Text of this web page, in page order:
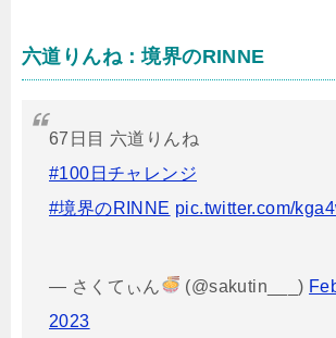
六道りんね：境界のRINNE
67日目 六道りんね
#100日チャレンジ
#境界のRINNE pic.twitter.com/
— さくてぃん (@sakutin___)
2023